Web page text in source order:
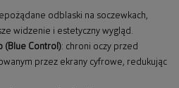
odblaski na soczewkach,
widzenie i estetyczny wygląd.
(Blue Control): chroni oczy przed
przez ekrany cyfrowe, redukując